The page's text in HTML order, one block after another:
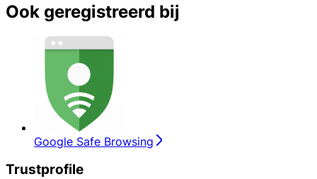
Ook geregistreerd bij
Google Safe Browsing
Trustprofile